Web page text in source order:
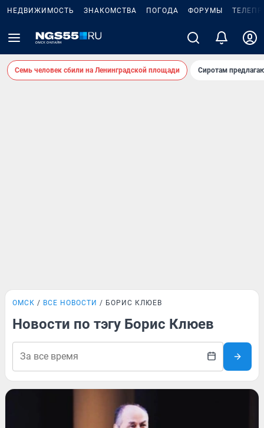
НЕДВИЖИМОСТЬ ЗНАКОМСТВА ПОГОДА ФОРУМЫ
Семь человек сбили на Ленинградской площади Сиротам
ОМСК ВСЕ НОВОСТИ БОРИС КЛЮЕВ
Новости по тэгу Борис Клюев